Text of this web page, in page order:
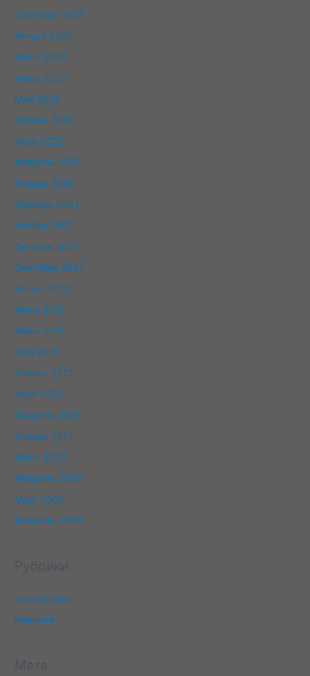
Сентябрь 2022
Август 2022
Июль 2022
Июнь 2022
Май 2022
Апрель 2022
Март 2022
Февраль 2022
Январь 2022
Декабрь 2021
Ноябрь 2021
Октябрь 2021
Сентябрь 2021
Август 2021
Июль 2021
Июнь 2021
Май 2021
Апрель 2021
Март 2021
Февраль 2021
Январь 2021
Июнь 2020
Февраль 2020
Март 2000
Февраль 2000
Без рубрики
Новичок